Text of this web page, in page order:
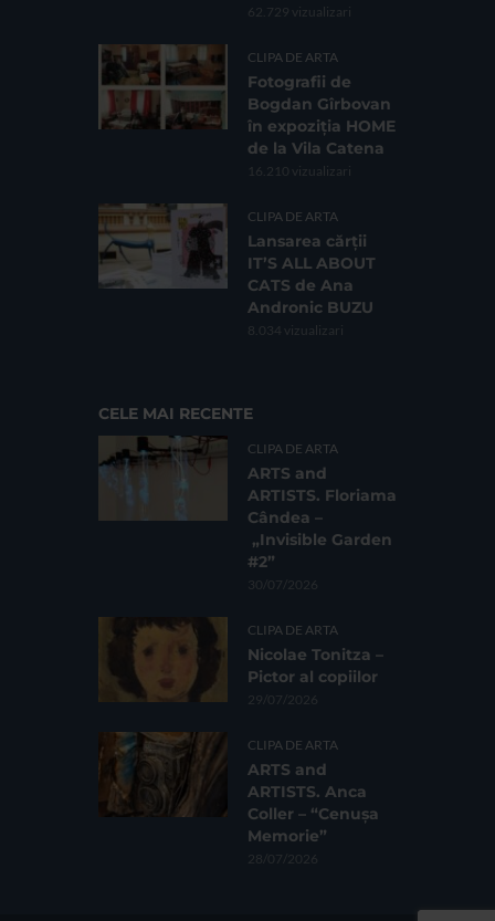
62.729 vizualizari
CLIPA DE ARTA
Fotografii de
Bogdan Gîrbovan
în expoziția HOME
de la Vila Catena
16.210 vizualizari
CLIPA DE ARTA
Lansarea cărții
IT’S ALL ABOUT
CATS de Ana
Andronic BUZU
8.034 vizualizari
CELE MAI RECENTE
CLIPA DE ARTA
ARTS and
ARTISTS. Floriama
Cândea –
„Invisible Garden
#2”
30/07/2026
CLIPA DE ARTA
Nicolae Tonitza –
Pictor al copiilor
29/07/2026
CLIPA DE ARTA
ARTS and
ARTISTS. Anca
Coller – “Cenușa
Memorie”
28/07/2026